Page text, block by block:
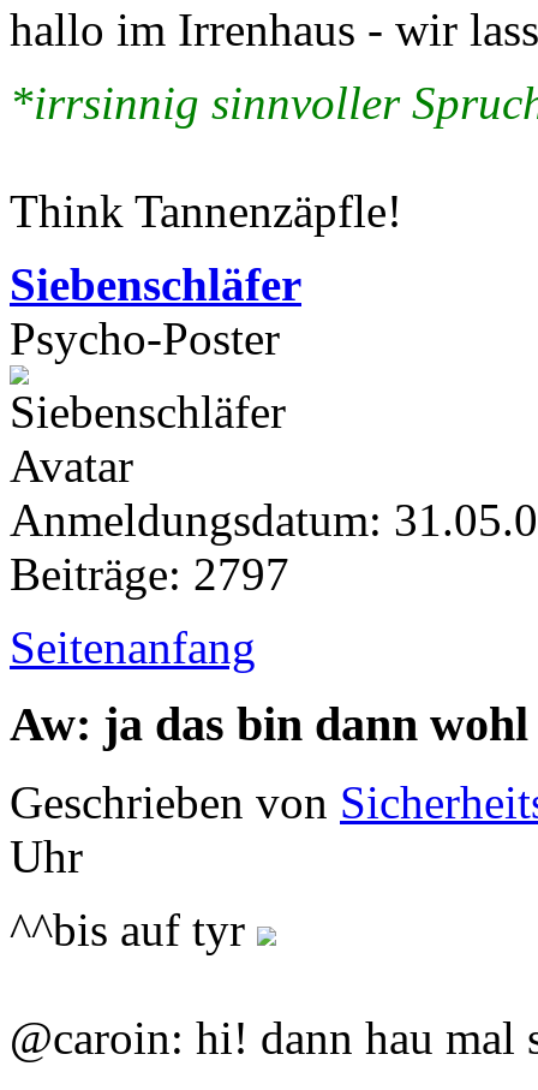
hallo im Irrenhaus - wir
*irrsinnig sinnvoller
Think Tannenzäpfle!
Siebenschläfer
Psycho-Poster
Anmeldungsdatum:
Beiträge: 2797
Seitenanfang
Aw: ja das bin dann
Geschrieben von
Uhr
^^bis auf tyr
@caroin: hi! dann hau